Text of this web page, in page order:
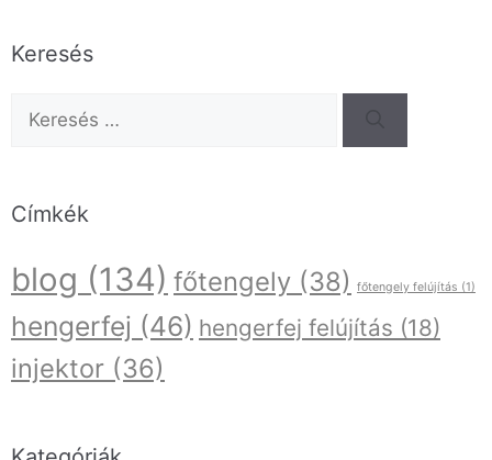
Keresés
Címkék
blog (134) főtengely (38) főtengely felújítás (1)
hengerfej (46) hengerfej felújítás (18)
injektor (36)